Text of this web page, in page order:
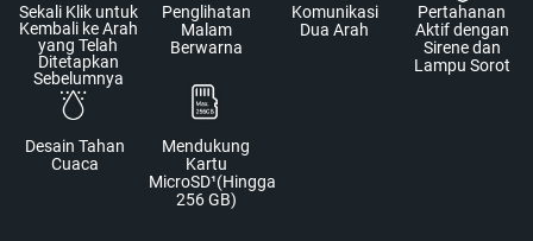
Sekali Klik untuk
Kembali ke Arah
yang Telah
Ditetapkan
Sebelumnya
Penglihatan
Malam
Berwarna
Komunikasi
Dua Arah
Pertahanan
Aktif dengan
Sirene dan
Lampu Sorot
Desain Tahan
Cuaca
Mendukung
Kartu
MicroSD¹(Hingga
256 GB)